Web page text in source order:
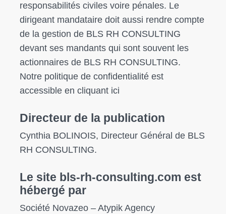
responsabilités civiles voire pénales. Le
dirigeant mandataire doit aussi rendre compte
de la gestion de BLS RH CONSULTING
devant ses mandants qui sont souvent les
actionnaires de BLS RH CONSULTING.
Notre politique de confidentialité est
accessible en cliquant ici
Directeur de la publication
Cynthia BOLINOIS, Directeur Général de BLS
RH CONSULTING.
Le site bls-rh-consulting.com est
hébergé par
Société Novazeo– Atypik Agency